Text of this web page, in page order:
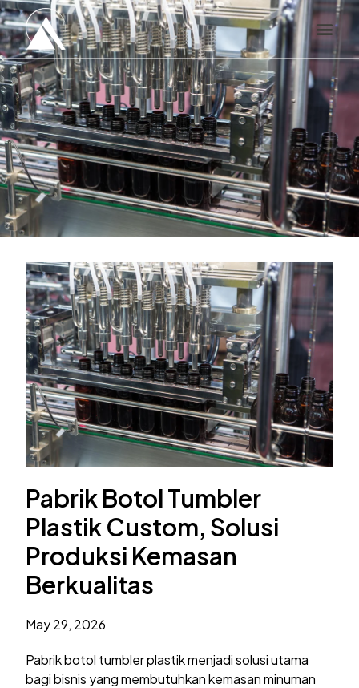
Pabrik Botol Tumbler
Plastik Custom, Solusi
Produksi Kemasan
Berkualitas
May 29, 2026
Pabrik botol tumbler plastik menjadi solusi utama
bagi bisnis yang membutuhkan kemasan minuman